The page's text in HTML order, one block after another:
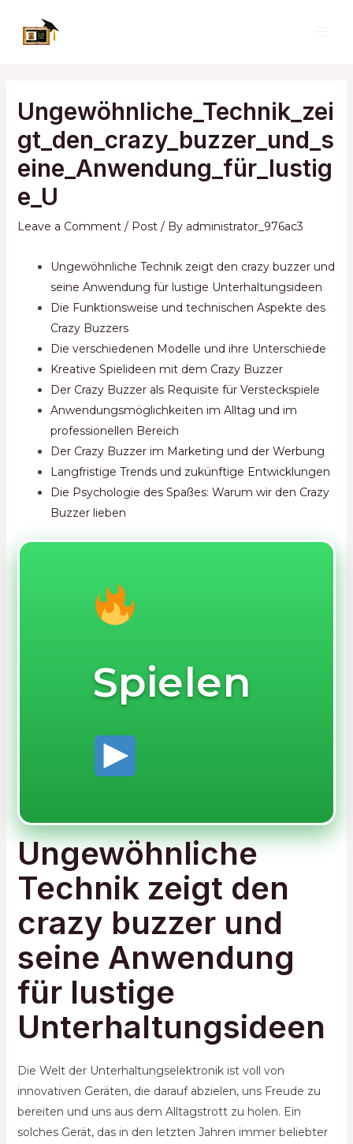
Ungewöhnliche_Technik_zei
gt_den_crazy_buzzer_und_s
eine_Anwendung_für_lustig
e_U
Leave a Comment / Post/ By administrator_976ac3
Ungewöhnliche Technik zeigt den crazy buzzer und
seine Anwendung für lustige Unterhaltungsideen
Die Funktionsweise und technischen Aspekte des
Crazy Buzzers
Die verschiedenen Modelle und ihre Unterschiede
Kreative Spielideen mit dem Crazy Buzzer
Der Crazy Buzzer als Requisite für Versteckspiele
Anwendungsmöglichkeiten im Alltag und im
professionellen Bereich
Der Crazy Buzzer im Marketing und der Werbung
Langfristige Trends und zukünftige Entwicklungen
Die Psychologie des Spaßes: Warum wir den Crazy
Buzzer lieben
Spielen
Ungewöhnliche
Technik zeigt den
crazy buzzer und
seine Anwendung
für lustige
Unterhaltungsideen
Die Welt der Unterhaltungselektronik ist voll von
innovativen Geräten, die darauf abzielen, uns Freude zu
bereiten und uns aus dem Alltagstrott zu holen. Ein
solches Gerät, das in den letzten Jahren immer beliebter